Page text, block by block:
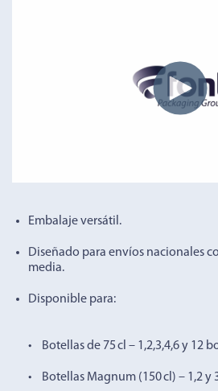
Embalaje versátil.
Diseñado para envíos nacionales
media.
• Botellas de 75 cl – 1,2,3,4,6 y 12
• Botellas Magnum (150 cl) – 1,2 y